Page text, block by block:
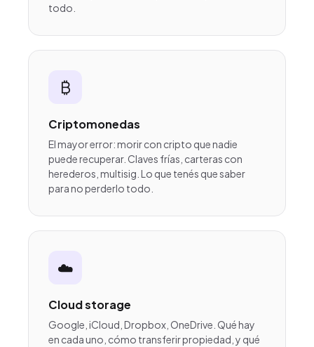
todo.
₿️
Criptomonedas
El mayor error: morir con cripto que nadie
puede recuperar. Claves frías, carteras con
herederos, multisig. Lo que tenés que saber
para no perderlo todo.
☁️
Cloud storage
Google, iCloud, Dropbox, OneDrive. Qué hay
en cada uno, cómo transferir propiedad, y qué